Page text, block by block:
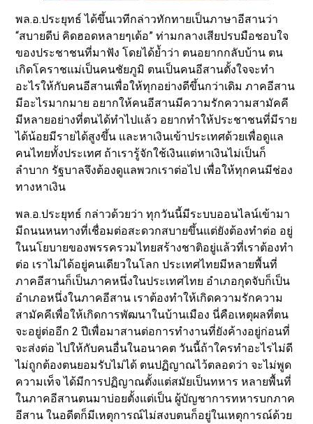
พล.อ.ประยุทธ์ ได้ขึ้นเวทีกล่าวทักทายเป็นภาษาอีสานว่า
“สบายดีบ่ คิดฮอดหลายๆเด้อ” ท่ามกลางเสียปรบมือชอบใจ
ของประชาชนที่มาฟัง โดยได้ย้ำว่า ตนอยากกลับบ้าน ตน
เกิดโคราชแม่เป็นคนชัยภูมิ ตนเป็นคนอีสานตั้งใจจะทำ
อะไรให้กับคนอีสานเพื่อให้ทุกอย่างดีขึ้นกว่าเดิม ภาคอีสาน
มีอะไรมากมาย อยากให้คนอีสานมีความรักความสามัคคี
มีหลายอย่างที่ตนได้ทำไปแล้ว อยากทำให้ประชาชนที่มีราย
ได้น้อยมีรายได้สูงขึ้น และหาเงินเข้าประเทศด้วยเพื่อดูแล
คนไทยทั้งประเทศ ถ้าเรารู้จักใช้เงินแต่หาเงินไม่เป็นก็
ลำบาก รัฐบาลจึงต้องดูแลพวกเราต่อไป เพื่อให้ทุกคนมีช่อง
ทางหาเงิน
พล.อ.ประยุทธ์ กล่าวด้วยว่า ทุกวันนี้มีระบบออนไลน์เข้ามา
มีถนนหนทางที่เชื่อมต่อสะดวกสบายขึ้นแต่ยังต้องทำต่อ อยู่
ในนโยบายของพรรครวมไทยสร้างชาติอยู่แล้วที่เราต้องทำ
ต่อ เราไม่ได้อยู่คนเดียวในโลก ประเทศไทยมีหลายพื้นที่
ภาคอีสานก็เป็นภาคหนึ่งในประเทศไทย อำเภอกุดจับก็เป็น
อำเภอหนึ่งในภาคอีสาน เราต้องทำให้เกิดความรักความ
สามัคคีเพื่อให้เกิดการพัฒนาในบ้านเมือง นี่คือเหตุผลที่ตน
จะอยู่ต่ออีก 2 ปีเพื่อมาสานต่อการทำงานที่ยังค้างอยู่ก่อนที่
จะส่งต่อ ไปให้กับคนอื่นในอนาคต วันนี้ถ้าใครทำอะไรไม่ดี
ไม่ถูกต้องตนยอมรับไม่ได้ ตนปฏิญาณไว้ตลอดว่า จะไม่พูด
ความเท็จ ได้มีการปฏิญาณตั้งแต่สมัยเป็นทหาร หลายพื้นที่
ในภาคอีสานตนมาบ่อยตั้งแต่เป็น ผู้บัญชาการทหารบกภาค
อีสาน ในอดีตก็มีเหตุการณ์ไม่สงบตนก็อยู่ในเหตุการณ์ด้วย